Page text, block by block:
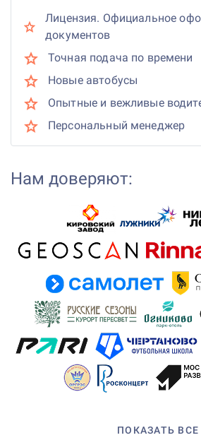
Лицензия. Официальное
документов
Точная подача по времени
Новые автобусы
Опытные и вежливые
Персональный менеджер
Нам доверяют:
ПОКАЗАТЬ ВСЕ